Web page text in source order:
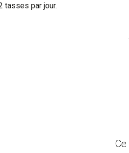
tasses par jour.